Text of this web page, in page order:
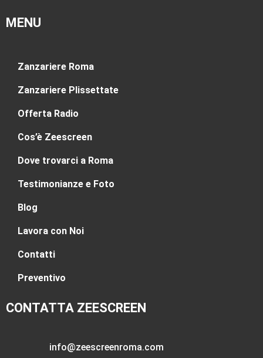
MENU
Zanzariere Roma
Zanzariere Plissettate
Offerta Radio
Cos’è Zeescreen
Dove trovarci a Roma
Testimonianze e Foto
Blog
Lavora con Noi
Contatti
Preventivo
CONTATTA ZEESCREEN
info@zeescreenroma.com